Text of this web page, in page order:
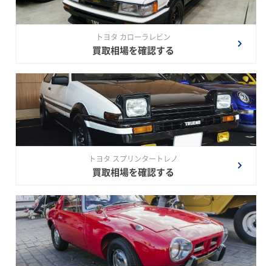
トヨタ カローラレビン
買取相場を確認する
トヨタ スプリンタートレノ
買取相場を確認する